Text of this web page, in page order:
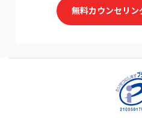
無料カウンセリン